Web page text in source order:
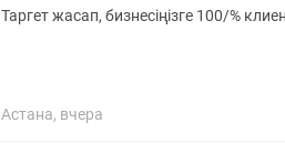
Таргет жасап, бизнесіңізге 100/%
Астана, вчера